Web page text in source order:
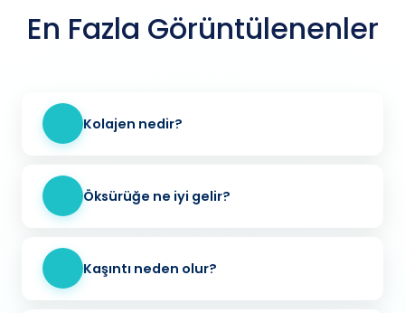
En Fazla Görüntülenenler
Kolajen nedir?
Öksürüğe ne iyi gelir?
Kaşıntı neden olur?